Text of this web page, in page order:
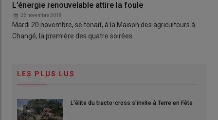
L’énergie renouvelable attire la foule
22 novembre 2018
Mardi 20 novembre, se tenait, à la Maison des agriculteurs à
Changé, la première des quatre soirées…
LES PLUS LUS
L'élite du tracto-cross s'invite à Terre en Fête